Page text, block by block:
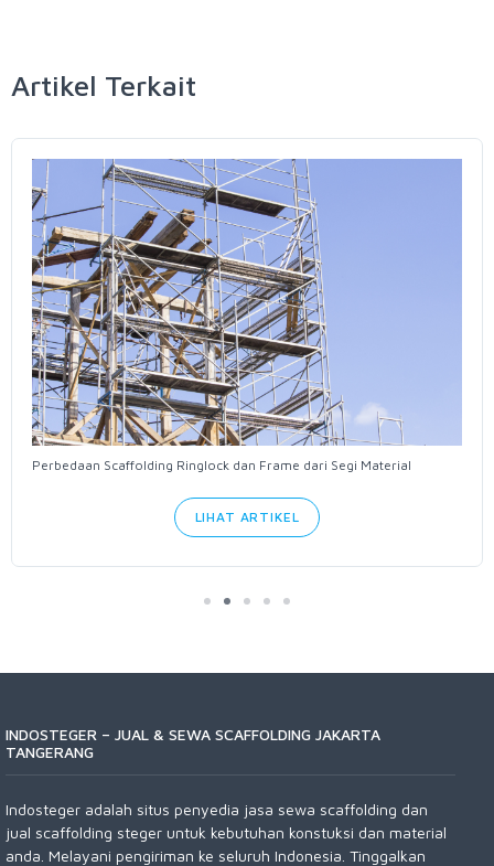
Artikel Terkait
Perbedaan Scaffolding Ringlock dan Frame dari Segi Material
LIHAT ARTIKEL
INDOSTEGER – JUAL & SEWA SCAFFOLDING JAKARTA
TANGERANG
Indosteger adalah situs penyedia jasa sewa scaffolding dan
jual scaffolding steger untuk kebutuhan konstuksi dan material
anda. Melayani pengiriman ke seluruh Indonesia. Tinggalkan